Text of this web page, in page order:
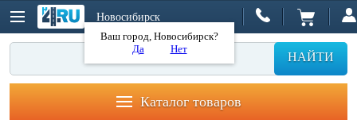
Новосибирск
Ваш город, Новосибирск?
Да
Нет
НАЙТИ
Каталог товаров